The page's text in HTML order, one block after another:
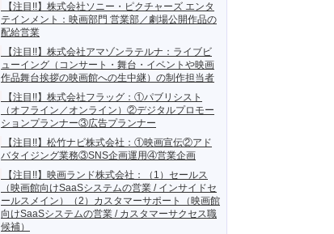
【注目!!】株式会社ソニー・ピクチャーズ エンタ
テインメント：映画部門 営業部／劇場公開作品の
配給営業
【注目!!】株式会社アマゾンラテルナ：ライブビ
ューイング（コンサート・舞台・イベントや映画
作品舞台挨拶の映画館への生中継）の制作担当者
【注目!!】株式会社フラッグ：①パブリシスト
（オフライン／オンライン）②デジタルプロモー
ションプランナー③広告プランナー
【注目!!】松竹ナビ株式会社：①映画宣伝②アド
バタイジング業務③SNS企画運用④営業企画
【注目!!】映画ランド株式会社：（1）セールス
（映画館向けSaaSシステムの営業 / インサイドセ
ールスメイン）（2）カスタマーサポート（映画館
向けSaaSシステムの営業 / カスタマーサクセス職
候補）